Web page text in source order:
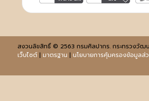
สงวนลิขสิทธิ์ © 2563 กรมศิลปากร. กระทรวงวัฒ
เว็บไซต์| มาตรฐาน | นโยบายการคุ้มครองข้อมูลส่